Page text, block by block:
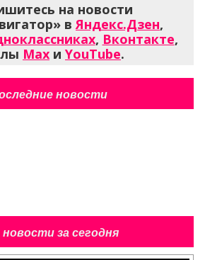
на новости
вЯндекс.Дзен,
, Вконтакте,
Max и YouTube.
новости
новости за сегодня